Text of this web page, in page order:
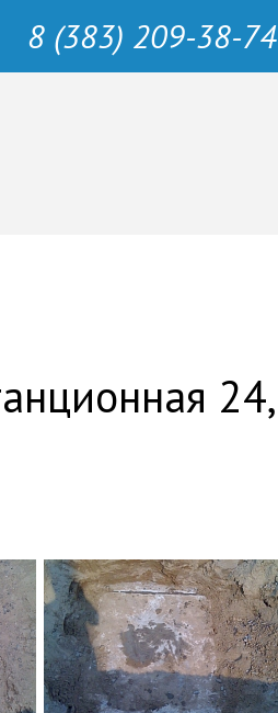
8 (383) 209-38-74
24,